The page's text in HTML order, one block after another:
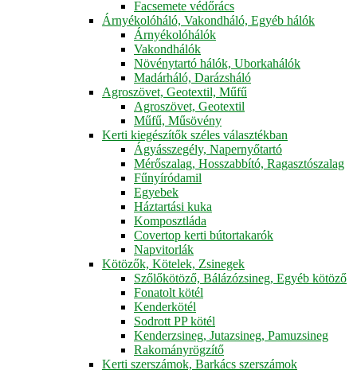
Facsemete védőrács
Árnyékolóháló, Vakondháló, Egyéb hálók
Árnyékolóhálók
Vakondhálók
Növénytartó hálók, Uborkahálók
Madárháló, Darázsháló
Agroszövet, Geotextil, Műfű
Agroszövet, Geotextil
Műfű, Műsövény
Kerti kiegészítők széles választékban
Ágyásszegély, Napernyőtartó
Mérőszalag, Hosszabbító, Ragasztószalag
Fűnyíródamil
Egyebek
Háztartási kuka
Komposztláda
Covertop kerti bútortakarók
Napvitorlák
Kötözők, Kötelek, Zsinegek
Szőlőkötöző, Bálázózsineg, Egyéb kötöző
Fonatolt kötél
Kenderkötél
Sodrott PP kötél
Kenderzsineg, Jutazsineg, Pamuzsineg
Rakományrögzítő
Kerti szerszámok, Barkács szerszámok